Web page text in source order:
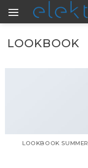
LOOKBOOK
LOOKBOOK SUMMER